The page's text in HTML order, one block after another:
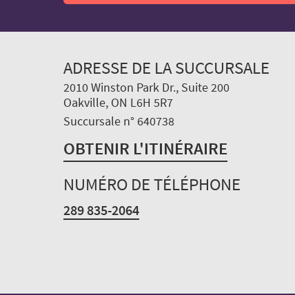
ADRESSE DE LA SUCCURSALE
2010 Winston Park Dr., Suite 200
Oakville, ON L6H 5R7
Succursale n° 640738
OBTENIR L'ITINÉRAIRE
NUMÉRO DE TÉLÉPHONE
289 835-2064